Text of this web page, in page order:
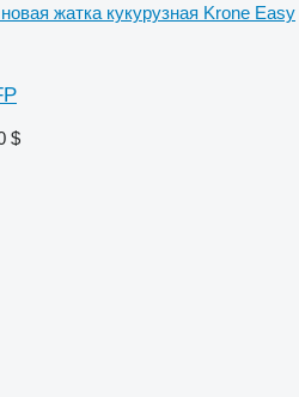
новая жатка кукурузная Krone Easy
$